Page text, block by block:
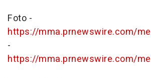
Foto -
https://mma.prnewswire.com/
-
https://mma.prnewswire.com/